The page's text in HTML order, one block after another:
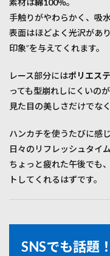
素材は綿100％。
手触りがやわらかく、吸
表面はほどよく光沢があ
印象”を与えてくれます。
レース部分にはポリエス
っても型崩れしにくいのが
見た目の美しさだけでな
ハンカチを使うたびに感
日々のリフレッシュタイ
ちょっと疲れた午後でも
トしてくれるはずです。
SNSでも話題